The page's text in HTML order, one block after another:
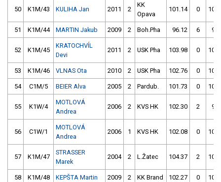
50 K1M/43 KULIHA Jan 2011 2
KK
Opava
101.14 0
51 K1M/44 MARTIN Jakub 2009 2 Boh.Pha 96.12 6
52 K1M/45
KRATOCHVÍL
Devi
2011 2 USK Pha 103.98 0
53 K1M/46 VLNAS Ota 2010 2 USK Pha 102.76 0
54 C1M/5 BEIER Alva 2005 2 Pardub. 101.73 0
55 K1W/4
MOTLOVÁ
Andrea
2006 2 KVS HK 102.30 2
56 C1W/1
MOTLOVÁ
Andrea
2006 1 KVS HK 102.08 0
57 K1M/47
STRASSER
Marek
2004 2 L.Žatec 104.37 2
58 K1M/48 KEPŠTA Martin 2009 2 KK Brand 102.27 0